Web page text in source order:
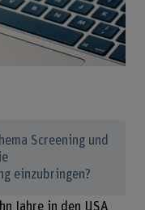
Screening und
einzubringen?
Jahre in den USA